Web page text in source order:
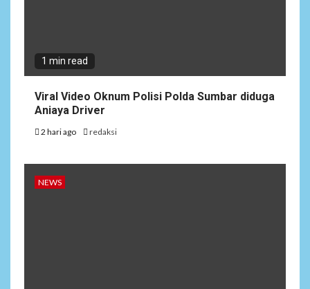
1 min read
Viral Video Oknum Polisi Polda Sumbar diduga
Aniaya Driver
2 hari ago redaksi
NEWS